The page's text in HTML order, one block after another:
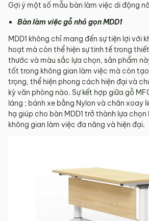
Gợi ý một số mẫu bàn làm việc di động
Bàn làm việc gỗ nhỏ gọn MDD1
MDD1 không chỉ mang đến sự tiện lợi với
hoạt mà còn thể hiện sự tinh tế trong
thước và màu sắc lựa chọn, sản phẩm
tốt trong không gian làm việc mà còn
trọng, thể hiện phong cách hiện đại và
kỳ văn phòng nào. Sự kết hợp giữa gỗ
láng ; bánh xe bằng Nylon và chân xoay
hạ giúp cho bàn MDD1 trở thành lựa
không gian làm việc đa năng và hiện đại.